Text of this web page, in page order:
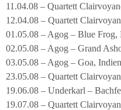
11.04.08 – Quartett
12.04.08 – Quartett
01.05.08 – Agog – Blue Frog,
02.05.08 – Agog – Grand
03.05.08 – Agog – Goa, Indien
23.05.08 – Quartett
19.06.08 – Underkarl –
19.07.08 – Quartett